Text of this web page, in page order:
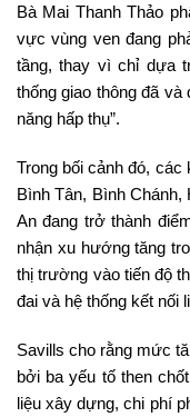
Bà Mai Thanh Thảo
vực vùng ven đang
tầng, thay vì chỉ dựa
thống giao thông đã
năng hấp thụ”.
Trong bối cảnh đó,
Bình Tân, Bình
An đang trở thành
nhận xu hướng tăng
thị trường vào tiến độ
đai và hệ thống kết nối
Savills cho rằng mức
bởi ba yếu tố then
liệu xây dựng, chi phí